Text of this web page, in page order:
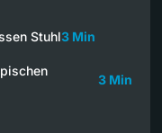
Stuhl3 Min
3 Min